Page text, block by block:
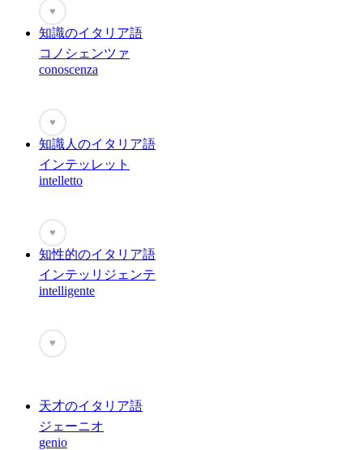
♥
知識のイタリア語
コノシェンツァ
conoscenza
♥
知識人のイタリア語
インテッレット
intelletto
♥
知性的のイタリア語
インテッリジェンテ
intelligente
♥
天才のイタリア語
ジェーニオ
genio